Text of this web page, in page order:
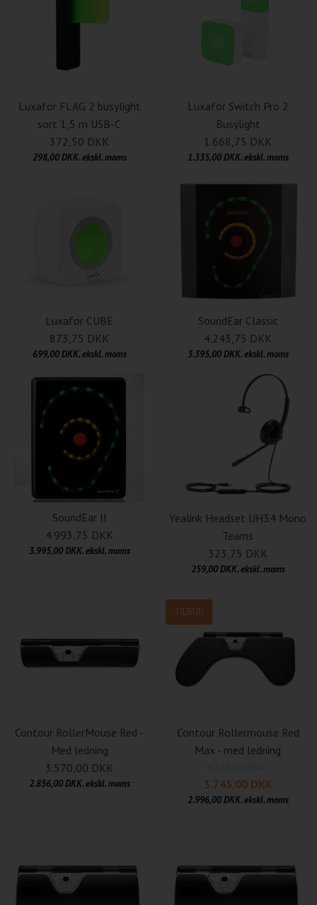
Luxafor FLAG 2 busylight
sort 1,5 m USB-C
372,50 DKK
298,00 DKK. ekskl. moms
Luxafor Switch Pro 2
Busylight
1.668,75 DKK
1.335,00 DKK. ekskl. moms
Luxafor CUBE
873,75 DKK
699,00 DKK. ekskl. moms
SoundEar Classic
4.243,75 DKK
3.395,00 DKK. ekskl. moms
SoundEar II
4.993,75 DKK
3.995,00 DKK. ekskl. moms
Yealink Headset UH34 Mono
Teams
323,75 DKK
259,00 DKK. ekskl. moms
Contour RollerMouse Red -
Med ledning
3.570,00 DKK
2.856,00 DKK. ekskl. moms
TILBUD
Contour Rollermouse Red
Max - med ledning
3.745,00 DKK
2.996,00 DKK. ekskl. moms